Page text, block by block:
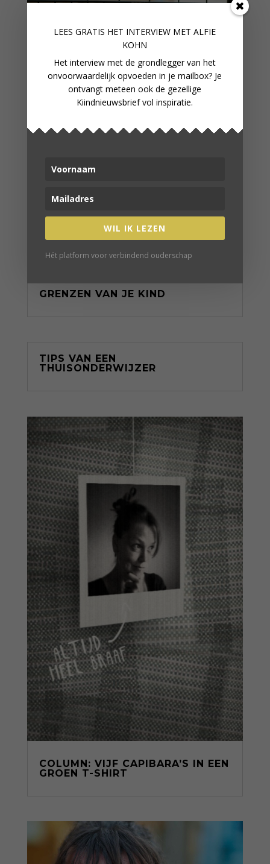
GRENZEN VAN JE KIND
TIPS VAN EEN
THUISONDERWIJZER
COLUMN: VIJF CAPIBARA’S IN EEN
GROEN T-SHIRT
LEES GRATIS HET INTERVIEW MET ALFIE
KOHN
Het interview met de grondlegger van het
onvoorwaardelijk opvoeden in je mailbox? Je
ontvangt meteen ook de gezellige
Kiindnieuwsbrief vol inspiratie.
WIL IK LEZEN
Hét platform voor verbindend ouderschap